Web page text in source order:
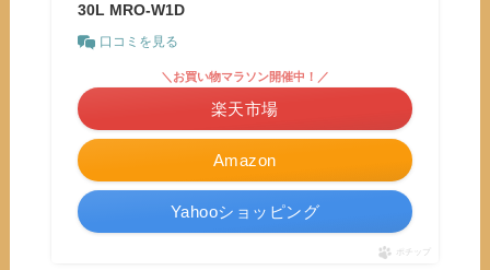
30L MRO-W1D
口コミを見る
Amazon
＼お買い物マラソン開催中！／
楽天市場
Yahooショッピング
ポチップ